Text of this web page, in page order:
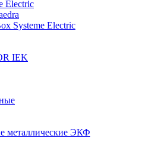
Electric
Systeme Electric
IEK
металлические ЭКФ